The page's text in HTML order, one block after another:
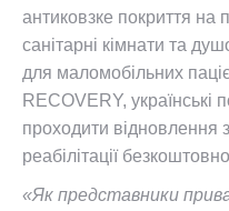
антиковзке покриття на
санітарні кімнати та
для маломобільних
RECOVERY, українські
проходити
реабілітації
«Як представники